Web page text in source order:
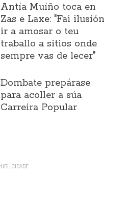
Antía Muíño toca en
Zas e Laxe: "Fai ilusión
ir a amosar o teu
traballo a sitios onde
sempre vas de lecer"
Dombate prepárase
para acoller a súa
Carreira Popular